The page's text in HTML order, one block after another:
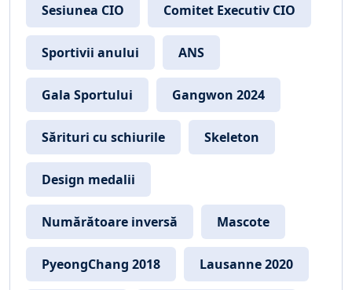
Sesiunea CIO Comitet Executiv CIO
Sportivii anului ANS
Gala Sportului Gangwon 2024
Sărituri cu schiurile Skeleton
Design medalii
Numărătoare inversă Mascote
PyeongChang 2018 Lausanne 2020